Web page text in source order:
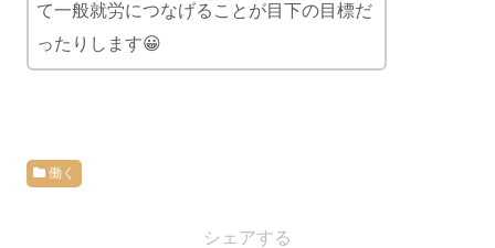
て一般就労につなげることが目下の目標だ
ったりします😀
働く
シェアする